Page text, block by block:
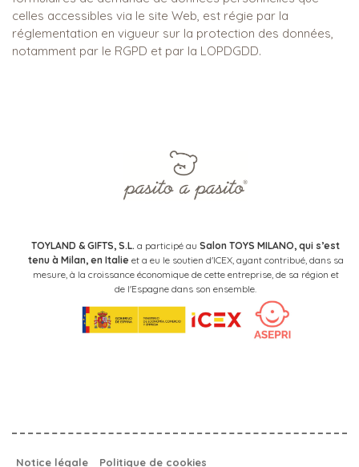
celles accessibles via le site Web, est régie par la
réglementation en vigueur sur la protection des données,
notamment par le RGPD et par la LOPDGDD.
TOYLAND & GIFTS, S.L. a participé au Salon TOYS MILANO, qui s’est
tenu à Milan, en Italie et a eu le soutien d'ICEX, ayant contribué, dans sa
mesure, à la croissance économique de cette entreprise, de sa région et
de l'Espagne dans son ensemble.
Notice légale Politique de cookies